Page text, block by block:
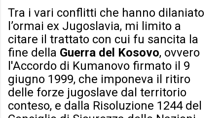
Tra i vari conflitti che hanno dilaniato
l’ormai ex Jugoslavia, mi limito a
citare il trattato con cui fu sancita la
fine della Guerra del Kosovo, ovvero
l'Accordo di Kumanovo firmato il 9
giugno 1999, che imponeva il ritiro
delle forze jugoslave dal territorio
conteso, e dalla Risoluzione 1244 del